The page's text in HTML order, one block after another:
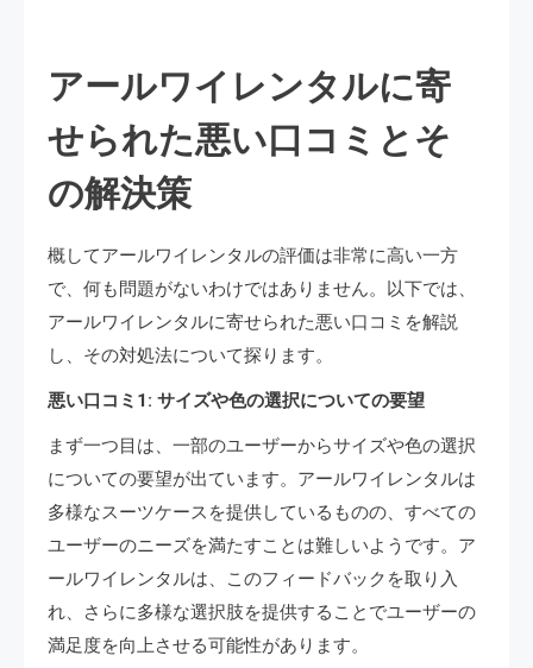
アールワイレンタルに寄
せられた悪い口コミとそ
の解決策
概してアールワイレンタルの評価は非常に高い一方
で、何も問題がないわけではありません。以下では、
アールワイレンタルに寄せられた悪い口コミを解説
し、その対処法について探ります。
悪い口コミ1: サイズや色の選択についての要望
まず一つ目は、一部のユーザーからサイズや色の選択
についての要望が出ています。アールワイレンタルは
多様なスーツケースを提供しているものの、すべての
ユーザーのニーズを満たすことは難しいようです。ア
ールワイレンタルは、このフィードバックを取り入
れ、さらに多様な選択肢を提供することでユーザーの
満足度を向上させる可能性があります。